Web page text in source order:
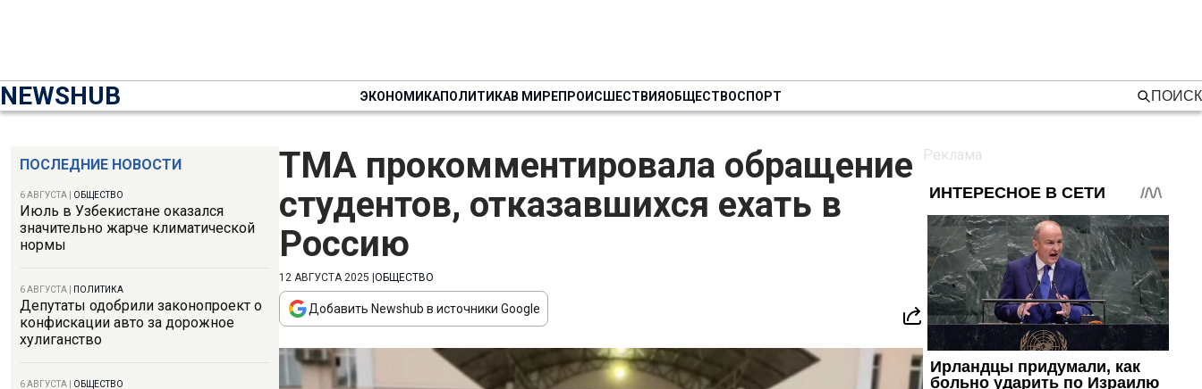
NEWSHUB ЭКОНОМИКАПОЛИТИКАВ МИРЕПРОИСШЕСТВИЯОБЩЕСТВОСПОРТ ПОИСК
ПОСЛЕДНИЕ НОВОСТИ
6 АВГУСТА ОБЩЕСТВО
Июль в Узбекистане оказался
значительно жарче климатической
нормы
6 АВГУСТА ПОЛИТИКА
Депутаты одобрили законопроект о
конфискации авто за дорожное
хулиганство
6 АВГУСТА ОБЩЕСТВО
ТМА прокомментировала обращение
студентов, отказавшихся ехать в
Россию
12 АВГУСТА 2025 ОБЩЕСТВО
Добавить Newshub в источники Google